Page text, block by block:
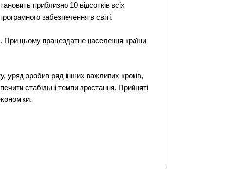
приблизно 10 відсотків всіх
забезпечення в світі.
При цьому працездатне населення країни
уряд зробив ряд інших важливих кроків,
стабільні темпи зростання. Прийняті